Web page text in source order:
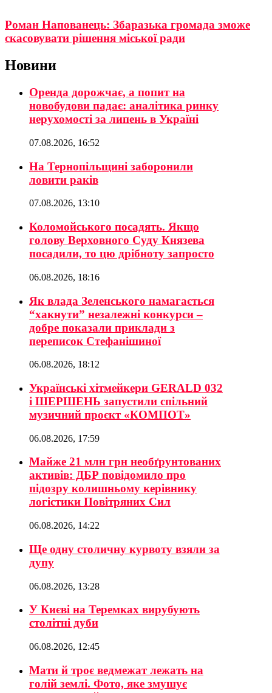
Роман Напованець: Збаразька громада зможе
скасовувати рішення міської ради
Новини
Оренда дорожчає, а попит на
новобудови падає: аналітика ринку
нерухомості за липень в Україні
07.08.2026, 16:52
На Тернопільщині заборонили
ловити раків
07.08.2026, 13:10
Коломойського посадять. Якщо
голову Верховного Суду Князева
посадили, то цю дрібноту запросто
06.08.2026, 18:16
Як влада Зеленського намагається
“хакнути” незалежні конкурси –
добре показали приклади з
переписок Стефанішиної
06.08.2026, 18:12
Українські хітмейкери GERALD 032
і ШЕРШЕНЬ запустили спільний
музичний проєкт «КОМПОТ»
06.08.2026, 17:59
Майже 21 млн грн необґрунтованих
активів: ДБР повідомило про
підозру колишньому керівнику
логістики Повітряних Сил
06.08.2026, 14:22
Ще одну столичну курвоту взяли за
дупу
06.08.2026, 13:28
У Києві на Теремках вирубують
столітні дуби
06.08.2026, 12:45
Мати й троє ведмежат лежать на
голій землі. Фото, яке змушує